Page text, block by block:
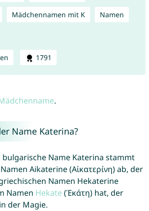
Mädchennamen mit K Namen
1791
.
Name Katerina?
Name Katerina stammt
Aikaterine (Αἰκατερίνη) ab, der
Namen Hekaterine
Namen Hekate (Ἑκάτη) hat, der
der Magie.